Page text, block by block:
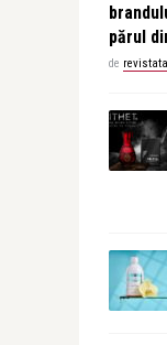
părul
de